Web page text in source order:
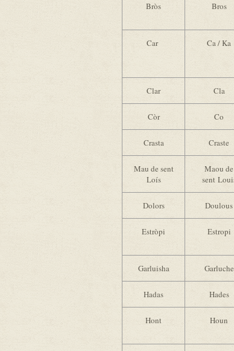
Bròs Bros
Car Ca / Ka
Clar Cla
Còr Co
Crasta Craste
Mau de sent
Loís
Maou de
sent
Dolors Doulous
Estròpi Estropi
Garluisha Garluche
Hadas Hades
Hont Houn